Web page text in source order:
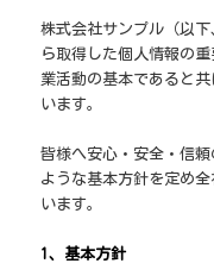
株式会社サンプル（以
ら取得した個人情報の
業活動の基本であると
います。
皆様へ安心・安全・信
ような基本方針を定め
います。
1、基本方針